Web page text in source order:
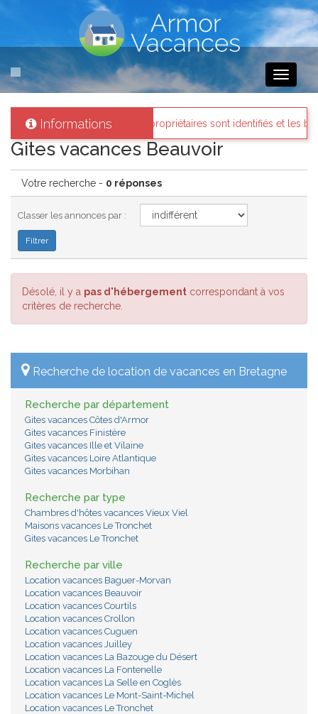
Toggle
Informations
vacances: Tous les propriétaires sont identifiés et les biens
Gites vacances Beauvoir
Votre recherche - 0 réponses
Classer les annonces par :
Désolé, il y a pas d'hébergement correspondant à vos
critères de recherche.
Recherche de location de vacances en Bretagne
Recherche par département
Gites vacances Côtes d'Armor
Gites vacances Finistère
Gites vacances Ille et Vilaine
Gites vacances Loire Atlantique
Gites vacances Morbihan
Recherche par type
Chambres d'hôtes vacances Vieux Viel
Maisons vacances Le Tronchet
Gites vacances Le Tronchet
Recherche par ville
Location vacances Baguer-Morvan
Location vacances Beauvoir
Location vacances Courtils
Location vacances Crollon
Location vacances Cuguen
Location vacances Juilley
Location vacances La Bazouge du Désert
Location vacances La Fontenelle
Location vacances La Selle en Coglès
Location vacances Le Mont-Saint-Michel
Location vacances Le Tronchet